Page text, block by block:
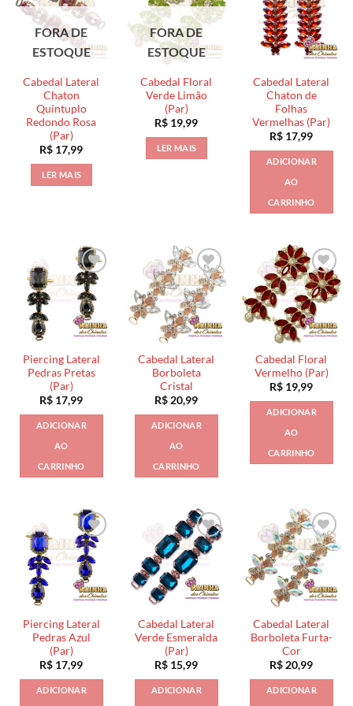
FORA DE
ESTOQUE
Cabedal Lateral
Chaton
Quíntuplo
Redondo Rosa
(Par)
R$ 17,99
LER MAIS
FORA DE
ESTOQUE
Cabedal Floral
Verde Limão
(Par)
R$ 19,99
LER MAIS
Cabedal Lateral
Chaton de
Folhas
Vermelhas (Par)
R$ 17,99
ADICIONAR
AO
CARRINHO
Piercing Lateral
Pedras Pretas
(Par)
R$ 17,99
ADICIONAR
AO
CARRINHO
Cabedal Lateral
Borboleta
Cristal
R$20,99
ADICIONAR
AO
CARRINHO
Cabedal Floral
Vermelho (Par)
R$ 19,99
ADICIONAR
AO
CARRINHO
Piercing Lateral
Pedras Azul
(Par)
R$ 17,99
ADICIONAR
Cabedal Lateral
Verde Esmeralda
(Par)
R$ 15,99
ADICIONAR
Cabedal Lateral
Borboleta Furta-
Cor
R$ 20,99
ADICIONAR